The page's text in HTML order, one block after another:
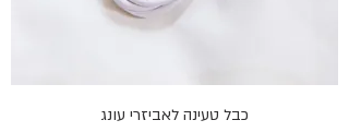
כבל טעינה לאביזרי עונג